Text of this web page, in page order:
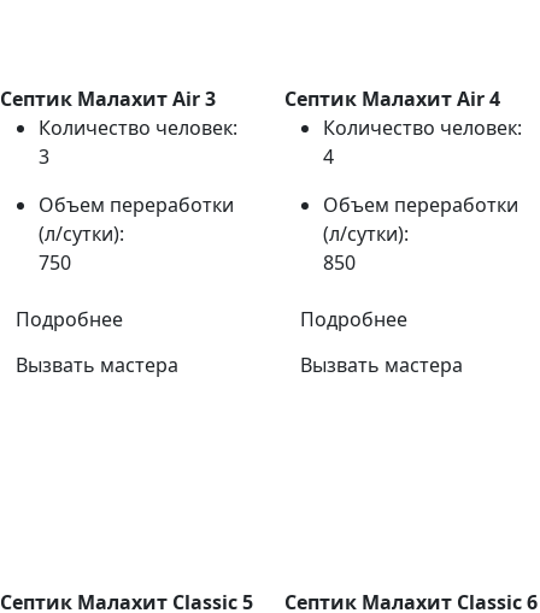
Септик Малахит Air 3
Количество человек:
3
Объем переработки
(л/сутки):
750
Подробнее
Вызвать мастера
Септик Малахит Air 4
Количество человек:
4
Объем переработки
(л/сутки):
850
Подробнее
Вызвать мастера
Септик Малахит Classic 5
Септик Малахит Classic 6